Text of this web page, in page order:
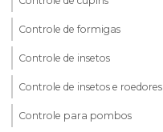
Controle de formigas
Controle de insetos
Controle de insetos e roedores
Controle para pombos